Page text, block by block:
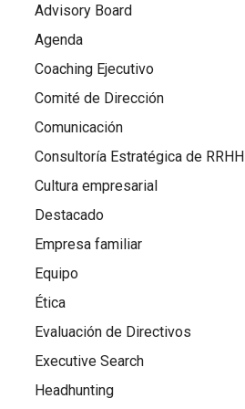
Advisory Board
Agenda
Coaching Ejecutivo
Comité de Dirección
Comunicación
Consultoría Estratégica de RRHH
Cultura empresarial
Destacado
Empresa familiar
Equipo
Ética
Evaluación de Directivos
Executive Search
Headhunting